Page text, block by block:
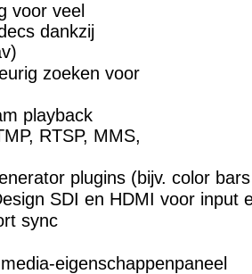
voor veel
dankzij
zoeken voor
playback
RTSP, MMS,
plugins (bijv. color
SDI en HDMI voor input
sync
eigenschappenpaneel